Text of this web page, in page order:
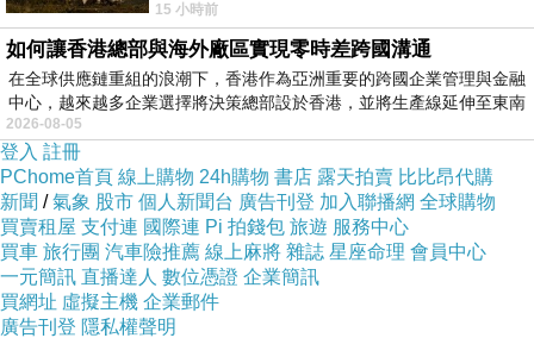
節的，平時也沒什麼儀式感，生活趨近冷
15 小時前
如何讓香港總部與海外廠區實現零時差跨國溝通
在全球供應鏈重組的浪潮下，香港作為亞洲重要的跨國企業管理與金融
中心，越來越多企業選擇將決策總部設於香港，並將生產線延伸至東南
2026-08-05
登入 註冊
PChome首頁 線上購物 24h購物 書店 露天拍賣 比比昂代購
新聞 /氣象 股市 個人新聞台 廣告刊登 加入聯播網 全球購物
買賣租屋 支付連 國際連 Pi 拍錢包 旅遊 服務中心
買車 旅行團 汽車險推薦 線上麻將 雜誌 星座命理 會員中心
一元簡訊 直播達人 數位憑證 企業簡訊
買網址 虛擬主機 企業郵件
廣告刊登 隱私權聲明